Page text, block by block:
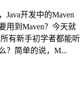
Java开发中的Maven
用到Maven？今天就
有新手初学者都能听
？简单的说，M...